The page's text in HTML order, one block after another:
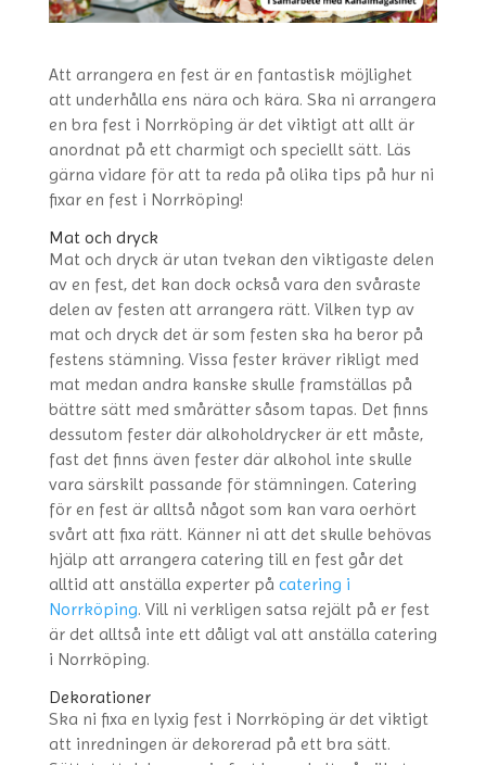
Att arrangera en fest är en fantastisk möjlighet
att underhålla ens nära och kära. Ska ni arrangera
en bra fest i Norrköping är det viktigt att allt är
anordnat på ett charmigt och speciellt sätt. Läs
gärna vidare för att ta reda på olika tips på hur ni
fixar en fest i Norrköping!
Mat och dryck
Mat och dryck är utan tvekan den viktigaste delen
av en fest, det kan dock också vara den svåraste
delen av festen att arrangera rätt. Vilken typ av
mat och dryck det är som festen ska ha beror på
festens stämning. Vissa fester kräver rikligt med
mat medan andra kanske skulle framställas på
bättre sätt med smårätter såsom tapas. Det finns
dessutom fester där alkoholdrycker är ett måste,
fast det finns även fester där alkohol inte skulle
vara särskilt passande för stämningen. Catering
för en fest är alltså något som kan vara oerhört
svårt att fixa rätt. Känner ni att det skulle behövas
hjälp att arrangera catering till en fest går det
alltid att anställa experter på catering i
Norrköping. Vill ni verkligen satsa rejält på er fest
är det alltså inte ett dåligt val att anställa catering
i Norrköping.
Dekorationer
Ska ni fixa en lyxig fest i Norrköping är det viktigt
att inredningen är dekorerad på ett bra sätt.